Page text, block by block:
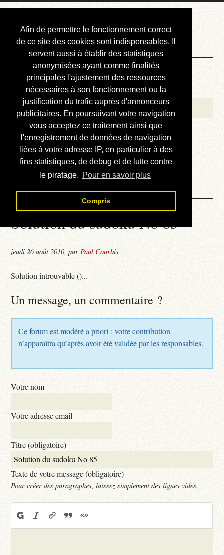
Afin de permettre le fonctionnement correct
de ce site des cookies sont indispensables. Il
servent aussi à établir des statistiques
anonymisées ayant comme finalités
principales l'ajustement des ressources
nécessaires à son fonctionnement ou la
justification du trafic auprès d'annonceurs
publicitaires. En poursuivant votre navigation
vous acceptez ce traitement ainsi que
l'enregistrement de données de navigation
liées à votre adresse IP, en particulier à des
fins statistiques, de debug et de lutte contre
le piratage. Pour en savoir plus
Compris
Courbis, « LE »
Blog Officiel
Bienvenue
Réalisations
Divers (et d’été)
Annonces
Liens externes
Téléchargement
Contact
Solution du sudoku No 85
jeudi 26 août 2010,parPaul Courbis
Solution introuvable ()...
Un message, un commentaire ?
Ce forum est modéré a priori : votre contribution
n’apparaîtra qu’après avoir été validée par les responsables.
Votre nom
Votre adresse email
Titre (obligatoire)
Texte de votre message (obligatoire)
Pour créer des paragraphes, laissez simplement des lignes vides.